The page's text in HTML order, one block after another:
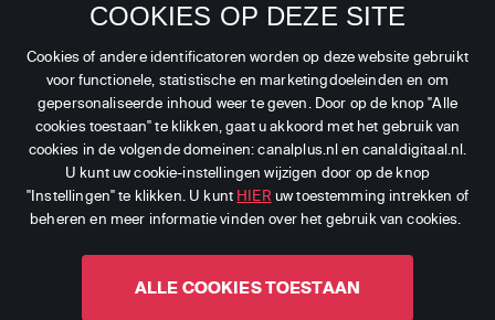
COOKIES OP DEZE SITE
Cookies of andere identificatoren worden op deze website gebruikt
voor functionele, statistische en marketingdoeleinden en om
gepersonaliseerde inhoud weer te geven. Door op de knop "Alle
cookies toestaan" te klikken, gaat u akkoord met het gebruik van
cookies in de volgende domeinen: canalplus.nl en canaldigitaal.nl.
U kunt uw cookie-instellingen wijzigen door op de knop
"Instellingen" te klikken. U kunt HIER uw toestemming intrekken of
beheren en meer informatie vinden over het gebruik van cookies.
ALLE COOKIES TOESTAAN
Dealer Login Zenders
2026 CANAL+ Luxembourg S. à r.l. - Alle rechten
voorbehouden.
Canal Digitaal is een merk gebruikt door CANAL+
Luxembourg S. à r.l.
Maatschappelijke zetel: Rue Albert Borschette 4, L-1246